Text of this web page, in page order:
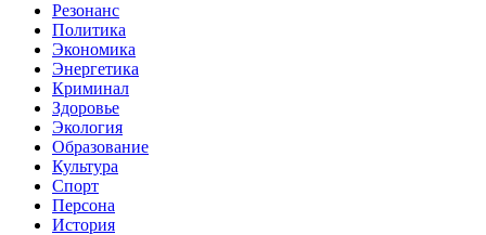
Резонанс
Политика
Экономика
Энергетика
Криминал
Здоровье
Экология
Образование
Культура
Спорт
Персона
История